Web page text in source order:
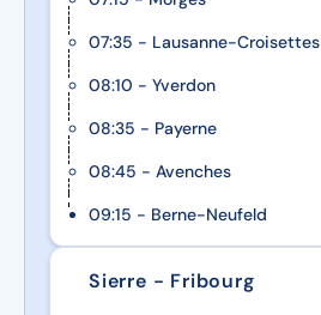
07:35 - Lausanne-Croisettes
08:10 - Yverdon
08:35 - Payerne
08:45 - Avenches
09:15 - Berne-Neufeld
Sierre - Fribourg